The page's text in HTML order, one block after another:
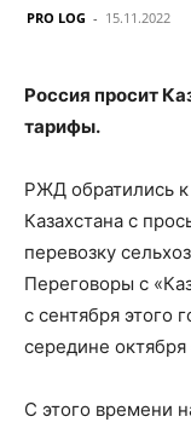
PRO LOG - 15.11.2022
Россия просит
тарифы.
РЖД обратились
Казахстана с
перевозку
Переговоры с
с сентября этого
середине октября
С этого времени